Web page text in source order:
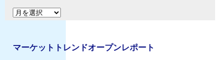
ー
ア
イ
マーケットトレンドオープンレポート